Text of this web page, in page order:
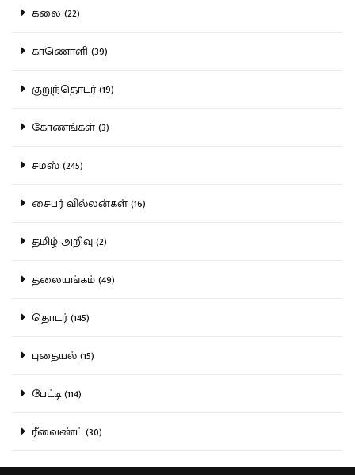
கலை (22)
காணொளி (39)
குறுந்தொடர் (19)
கோணங்கள் (3)
சமஸ் (245)
சைபர் வில்லன்கள் (16)
தமிழ் அறிவு (2)
தலையங்கம் (49)
தொடர் (145)
புதையல் (15)
பேட்டி (114)
ரீவைண்ட் (30)